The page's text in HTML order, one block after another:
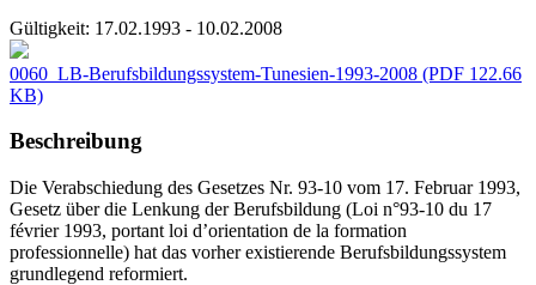
Gültigkeit: 17.02.1993 - 10.02.2008
0060_LB-Berufsbildungssystem-Tunesien-1993-2008 (PDF 122.66
KB)
Beschreibung
Die Verabschiedung des Gesetzes Nr. 93-10 vom 17. Februar 1993,
Gesetz über die Lenkung der Berufsbildung (Loi n°93-10 du 17
février 1993, portant loi d’orientation de la formation
professionnelle) hat das vorher existierende Berufsbildungssystem
grundlegend reformiert.